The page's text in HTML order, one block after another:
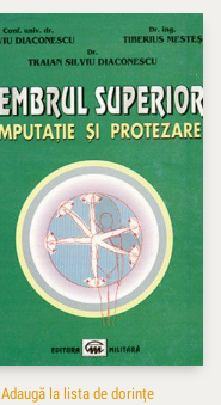
Adaugă la lista de dorințe